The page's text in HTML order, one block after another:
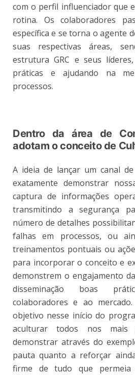
com o perfil influenciador que
rotina. Os colaboradores
específica e se torna o agente
suas respectivas áreas,
estrutura GRC e seus
práticas e ajudando na
processos.
Dentro da área de
adotam o conceito de
A ideia de lançar um canal
exatamente demonstrar
captura de informações
transmitindo a segurança
número de detalhes
falhas em processos, ou
treinamentos pontuais ou
para incorporar o conceito e
demonstrem o engajamento
disseminação boas
colaboradores e ao
objetivo nesse início do
aculturar todos nos mais
demonstrar através do
pauta quanto a reforçar
firme de tudo que